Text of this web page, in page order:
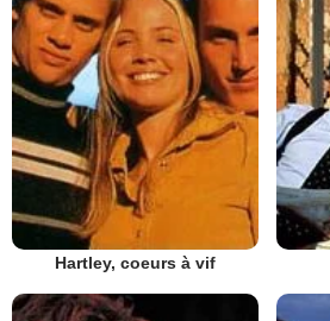
Hartley, coeurs à vif